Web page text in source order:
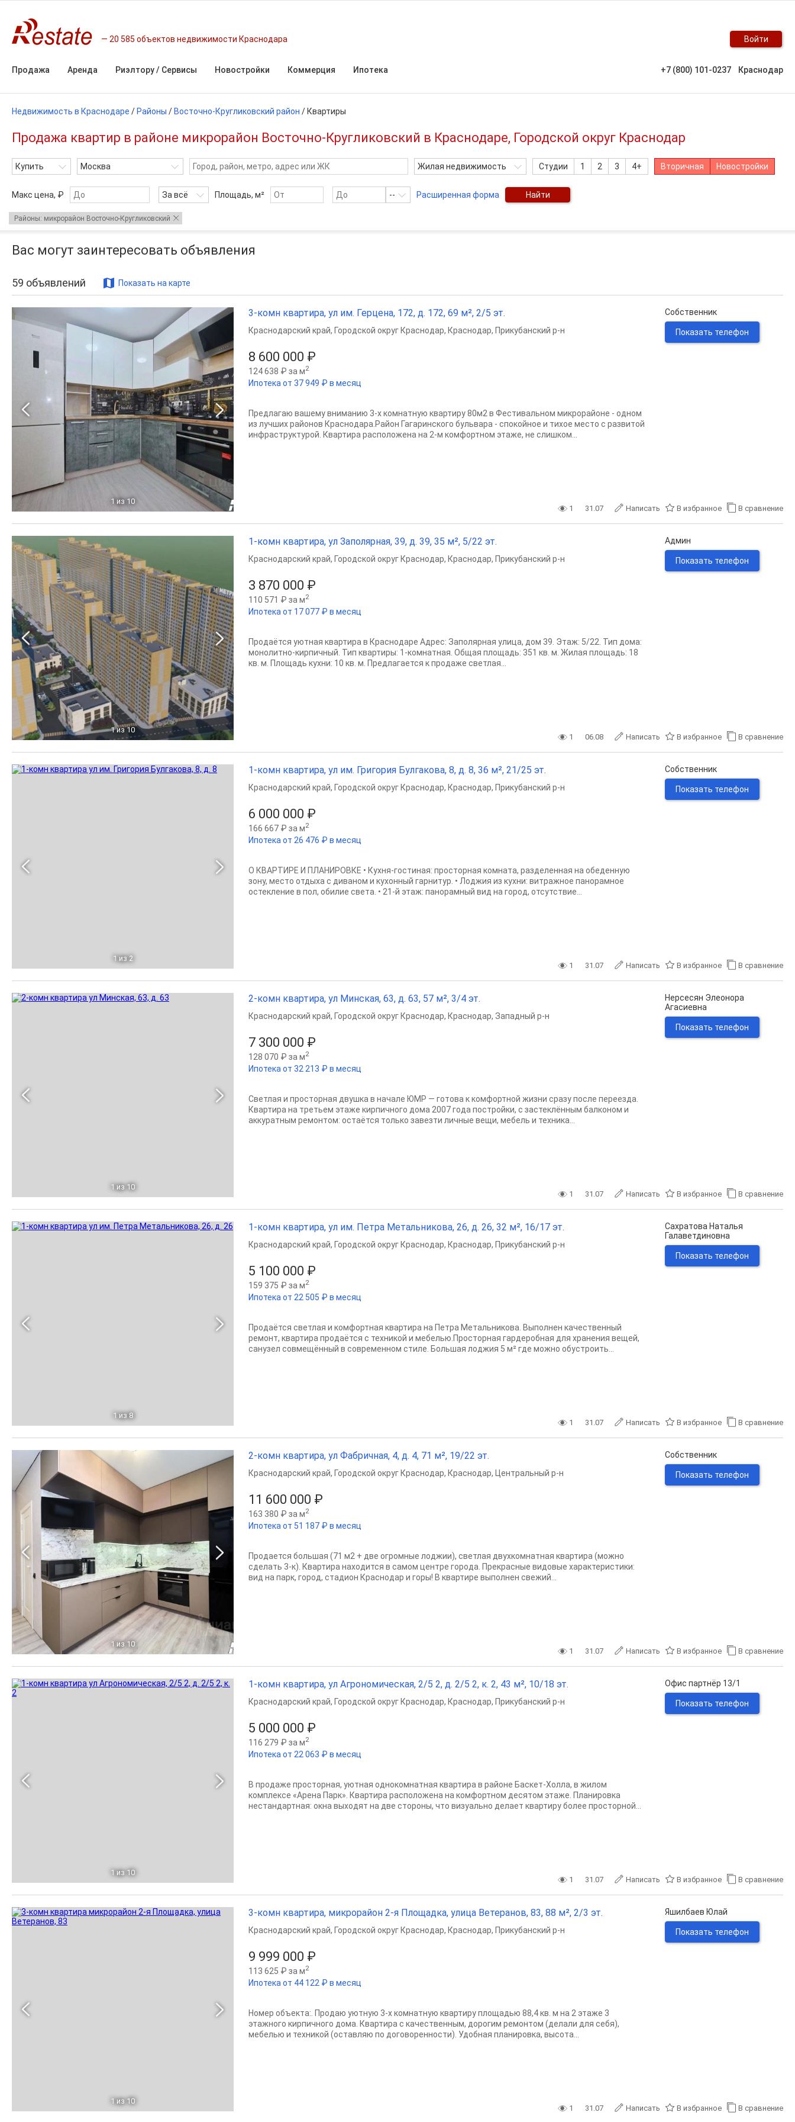
20 585 объектов недвижимости Краснодара Войти
Продажа Аренда Риэлтору / Сервисы Новостройки Коммерция Ипотека +7 (800) 101-0237 Краснодар
Недвижимость в Краснодаре / Районы / Восточно-Кругликовский район / Квартиры
Продажа квартир в районе микрорайон Восточно-Кругликовский в Краснодаре, Городской округ Краснодар
Купить Москва Жилая недвижимость Студии 1 2 3 4+ Вторичная Новостройки
Макс цена, ₽ За всё Площадь, м² -- Расширенная форма Найти
Районы: микрорайон Восточно-Кругликовский
Вас могут заинтересовать объявления
59 объявлений Показать на карте
1 из 10
3-комн квартира, ул им. Герцена, 172, д. 172, 69 м², 2/5 эт.
8 600 000 ₽
124 638 ₽ за м2
Ипотека от 37 949 ₽ в месяц
Краснодарский край, Городской округ Краснодар, Краснодар, Прикубанский р-н
Предлагаю вашему вниманию 3-х комнатную квартиру 80м2 в Фестивальном микрорайоне - одном
из лучших районов Краснодара.Район Гагаринского бульвара - спокойное и тихое место с развитой
инфраструктурой. Квартира расположена на 2-м комфортном этаже, не слишком...
Собственник
Показать телефон
1 31.07 Написать В избранное В сравнение
1 из 10
1-комн квартира, ул Заполярная, 39, д. 39, 35 м², 5/22 эт.
3 870 000 ₽
110 571 ₽ за м2
Ипотека от 17 077 ₽ в месяц
Краснодарский край, Городской округ Краснодар, Краснодар, Прикубанский р-н
Продаётся уютная квартира в Краснодаре Адрес: Заполярная улица, дом 39. Этаж: 5/22. Тип дома:
монолитно-кирпичный. Тип квартиры: 1-комнатная. Общая площадь: 351 кв. м. Жилая площадь: 18
кв. м. Площадь кухни: 10 кв. м. Предлагается к продаже светлая...
Админ
Показать телефон
1 06.08 Написать В избранное В сравнение
1 из 2
1-комн квартира, ул им. Григория Булгакова, 8, д. 8, 36 м², 21/25 эт.
6 000 000 ₽
166 667 ₽ за м2
Ипотека от 26 476 ₽ в месяц
Краснодарский край, Городской округ Краснодар, Краснодар, Прикубанский р-н
О КВАРТИРЕ И ПЛАНИРОВКЕ • Кухня-гостиная: просторная комната, разделенная на обеденную
зону, место отдыха с диваном и кухонный гарнитур. • Лоджия из кухни: витражное панорамное
остекление в пол, обилие света. • 21-й этаж: панорамный вид на город, отсутствие...
Собственник
Показать телефон
1 31.07 Написать В избранное В сравнение
1 из 10
2-комн квартира, ул Минская, 63, д. 63, 57 м², 3/4 эт.
7 300 000 ₽
128 070 ₽ за м2
Ипотека от 32 213 ₽ в месяц
Краснодарский край, Городской округ Краснодар, Краснодар, Западный р-н
Светлая и просторная двушка в начале ЮМР — готова к комфортной жизни сразу после переезда.
Квартира на третьем этаже кирпичного дома 2007 года постройки, с застеклённым балконом и
аккуратным ремонтом: остаётся только завезти личные вещи, мебель и техника...
Нерсесян Элеонора
Агасиевна
Показать телефон
1 31.07 Написать В избранное В сравнение
1 из 8
1-комн квартира, ул им. Петра Метальникова, 26, д. 26, 32 м², 16/17 эт.
5 100 000 ₽
159 375 ₽ за м2
Ипотека от 22 505 ₽ в месяц
Краснодарский край, Городской округ Краснодар, Краснодар, Прикубанский р-н
Продаётся светлая и комфортная квартира на Петра Метальникова. Выполнен качественный
ремонт, квартира продаётся с техникой и мебелью.Просторная гардеробная для хранения вещей,
санузел совмещённый в современном стиле. Большая лоджия 5 м² где можно обустроить...
Сахратова Наталья
Галаветдиновна
Показать телефон
1 31.07 Написать В избранное В сравнение
1 из 10
2-комн квартира, ул Фабричная, 4, д. 4, 71 м², 19/22 эт.
11 600 000 ₽
163 380 ₽ за м2
Ипотека от 51 187 ₽ в месяц
Краснодарский край, Городской округ Краснодар, Краснодар, Центральный р-н
Продается большая (71 м2 + две огромные лоджии), светлая двухкомнатная квартира (можно
сделать 3-к). Квартира находится в самом центре города. Прекрасные видовые характеристики:
вид на парк, город, стадион Краснодар и горы! В квартире выполнен свежий...
Собственник
Показать телефон
1 31.07 Написать В избранное В сравнение
1 из 10
1-комн квартира, ул Агрономическая, 2/5 2, д. 2/5 2, к. 2, 43 м², 10/18 эт.
5 000 000 ₽
116 279 ₽ за м2
Ипотека от 22 063 ₽ в месяц
Краснодарский край, Городской округ Краснодар, Краснодар, Прикубанский р-н
В продаже просторная, уютная однокомнатная квартира в районе Баскет-Холла, в жилом
комплексе «Арена Парк». Квартира расположена на комфортном десятом этаже. Планировка
нестандартная: окна выходят на две стороны, что визуально делает квартиру более просторной...
Офис партнёр 13/1
Показать телефон
1 31.07 Написать В избранное В сравнение
1 из 10
3-комн квартира, микрорайон 2-я Площадка, улица Ветеранов, 83, 88 м², 2/3 эт.
9 999 000 ₽
113 625 ₽ за м2
Ипотека от 44 122 ₽ в месяц
Краснодарский край, Городской округ Краснодар, Краснодар, Прикубанский р-н
Номер объекта:. Продаю уютную 3-х комнатную квартиру площадью 88,4 кв. м на 2 этаже 3
этажного кирпичного дома. Квартира с качественным, дорогим ремонтом (делали для себя),
мебелью и техникой (оставляю по договоренности). Удобная планировка, высота...
Яшилбаев Юлай
Показать телефон
1 31.07 Написать В избранное В сравнение